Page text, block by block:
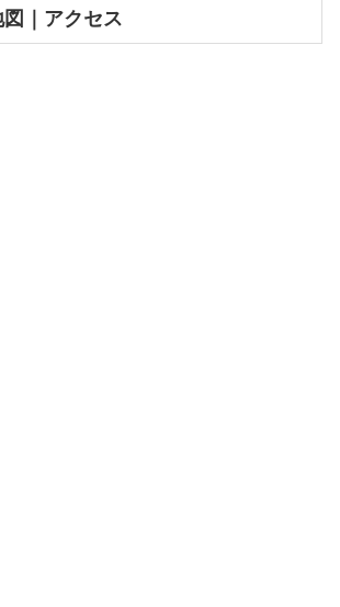
図｜アクセス